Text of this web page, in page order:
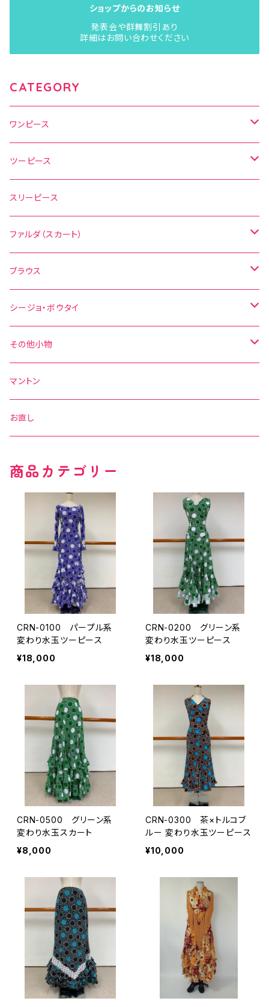
ショップからのお知らせ
発表会や群舞割引あり
詳細はお問い合わせください
CATEGORY
ワンピース
水玉
花柄
無地
その他の柄
ツーピース
水玉
花柄
無地
その他の柄
スリーピース
ファルダ（スカート）
水玉
花柄
無地
その他の柄
ブラウス
水玉
花柄
無地
その他の柄
シージョ・ボウタイ
シージョ
水玉
花柄
その他の柄
ボウタイ
水玉
その他小物
エプロン
ベルト
マントン
お直し
商品カテゴリー
CRN-0100 パープル系
変わり水玉ツーピース
¥18,000
CRN-0200 グリーン系
変わり水玉ツーピース
¥18,000
CRN-0500 グリーン系
変わり水玉スカート
¥8,000
CRN-0300 茶×トルコブ
ルー 変わり水玉ツーピース
¥10,000